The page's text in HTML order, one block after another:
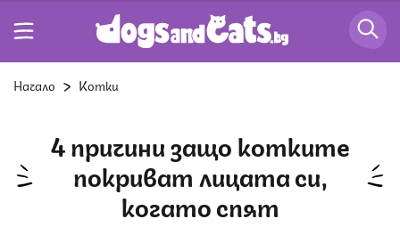
Начало Котки
4 причини защо котките
покриват лицата си,
когато спят